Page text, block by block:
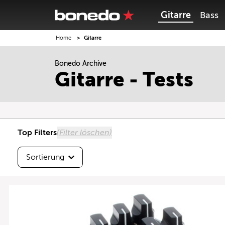
Gitarre Bass
Home Gitarre
Bonedo Archive
Gitarre - Tests
Top Filters(Filter löschen)
Sortierung
Sortierung
Höchste Testnote